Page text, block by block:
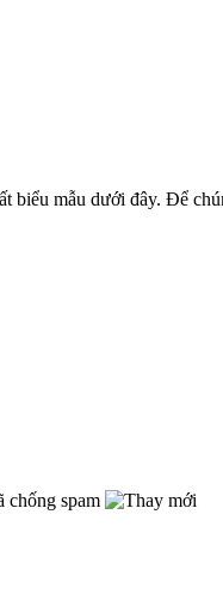
biểu mẫu dưới đây. Để